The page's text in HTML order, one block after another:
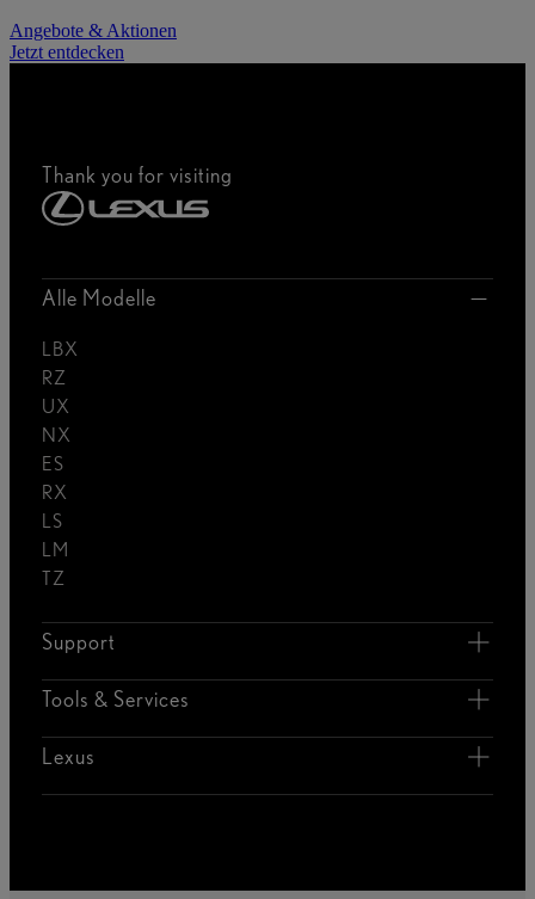
Angebote & Aktionen
Jetzt entdecken
Thank you for visiting
Alle Modelle
LBX
RZ
UX
NX
ES
RX
LS
LM
TZ
Support
Tools & Services
Lexus